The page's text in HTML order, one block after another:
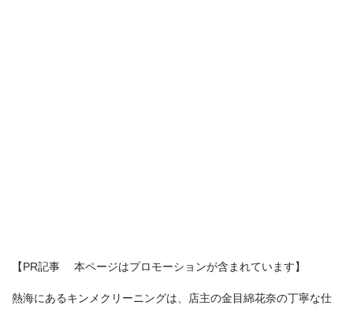
【PR記事 本ページはプロモーションが含まれています】
熱海にあるキンメクリーニングは、店主の金目綿花奈の丁寧な仕